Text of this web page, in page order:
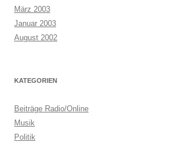
März 2003
Januar 2003
August 2002
KATEGORIEN
Beiträge Radio/Online
Musik
Politik